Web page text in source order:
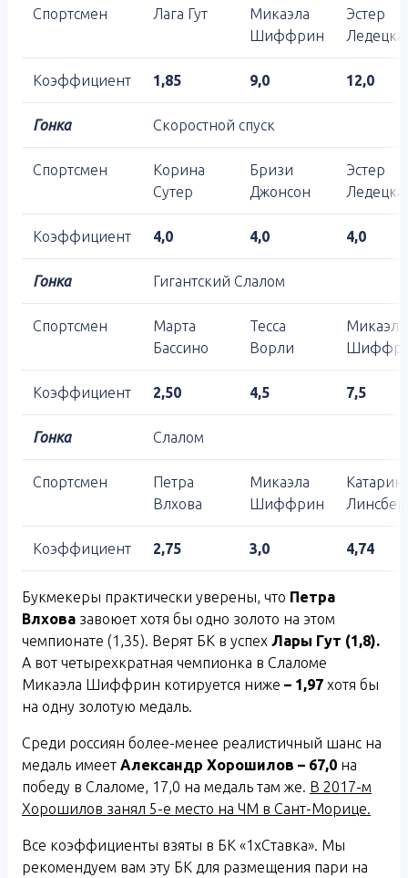
Спортсмен Лага Гут
Микаэла
Шиффрин
Эстер
Коэффициент 1,85 9,0 12,0
Гонка Скоростной спуск
Спортсмен
Корина
Сутер
Бризи
Джонсон
Эстер
Коэффициент 4,0 4,0 4,0
Гонка Гигантский Слалом
Спортсмен
Марта
Бассино
Тесса
Ворли
Микаэла
Коэффициент 2,50 4,5 7,5
Гонка Слалом
Спортсмен
Петра
Влхова
Микаэла
Шиффрин
Коэффициент 2,75 3,0 4,74
Букмекеры практически уверены, что Петра
Влхова завоюет хотя бы одно золото на этом
чемпионате (1,35). Верят БК в успех Лары Гут (1,8).
А вот четырехкратная чемпионка в Слаломе
Микаэла Шиффрин котируется ниже – 1,97 хотя бы
на одну золотую медаль.
Среди россиян более-менее реалистичный шанс на
медаль имеет Александр Хорошилов – 67,0 на
победу в Слаломе, 17,0 на медаль там же. В 2017-м
Хорошилов занял 5-е место на ЧМ в Сант-Морице.
Все коэффициенты взяты в БК «1хСтавка». Мы
рекомендуем вам эту БК для размещения пари на